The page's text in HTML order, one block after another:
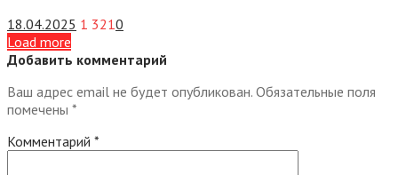
18.04.2025 1 3210
Load more
Добавить комментарий
Ваш адрес email не будет опубликован. Обязательные поля
помечены *
Комментарий *